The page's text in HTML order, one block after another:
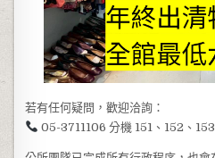
若有任何疑問，歡迎洽詢：
05-3711106 分機 151、152、